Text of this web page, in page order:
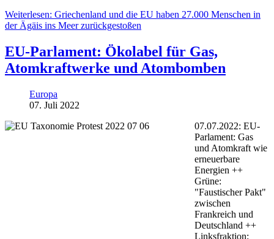
Weiterlesen: Griechenland und die EU haben 27.000 Menschen in
der Ägäis ins Meer zurückgestoßen
EU-Parlament: Ökolabel für Gas,
Atomkraftwerke und Atombomben
Europa
07. Juli 2022
07.07.2022: EU-
Parlament: Gas
und Atomkraft wie
erneuerbare
Energien ++
Grüne:
"Faustischer Pakt"
zwischen
Frankreich und
Deutschland ++
Linksfraktion: